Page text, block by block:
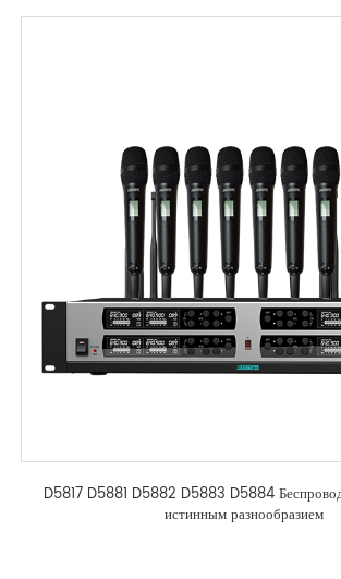
D5817 D5881 D5882 D5883 D5884
истинным разнообразием